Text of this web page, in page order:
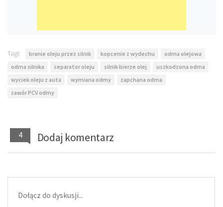
Tagi: branie oleju przez silnik kopcenie z wydechu
odma olejowa
odma silnika
separator oleju silnik bierze olej
uszkodzona odma
wyciek oleju z auta
wymiana odmy
zapchana odma
zawór PCV odmy
4 Dodaj komentarz